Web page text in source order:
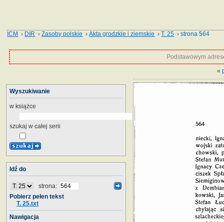
ICM › DIR ›Zasoby polskie ›Akta grodzkie i ziemskie ›T. 25 › strona 564
Podstawowym
«
Wyszukiwanie
w książce
szukaj w całej serii
Idź do
strona:
Pobierz pełen tekst
T. 25.txt
Nawigacja